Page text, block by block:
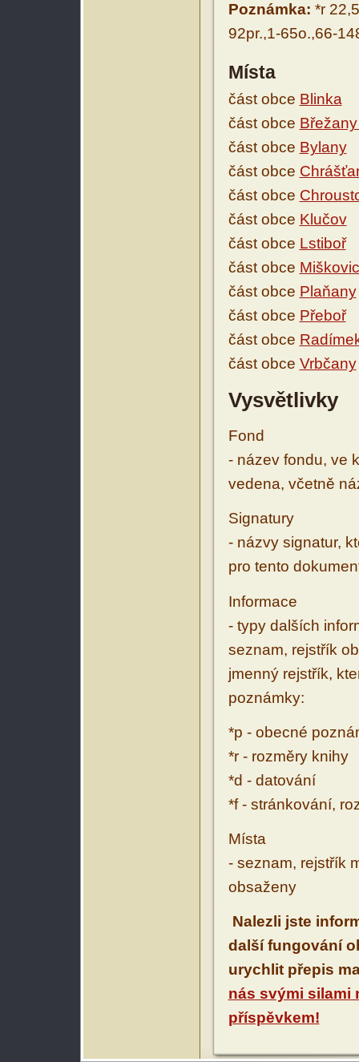
Poznámka: *r
92pr.,1-65o.,66-
Místa
část obce Blinka
část obce
část obce Bylany
část obce
část obce
část obce Klučov
část obce Lstiboř
část obce
část obce Plaňany
část obce Přeboř
část obce
část obce Vrbčany
Vysvětlivky
Fond
- název fondu, ve
vedena, včetně
Signatury
- názvy signatur,
pro tento
Informace
- typy dalších
seznam, rejstřík
jmenný rejstřík,
poznámky:
*p - obecné
*r - rozměry knihy
*d - datování
*f - stránkování,
Místa
- seznam, rejstřík
obsaženy
Nalezli jste
další fungování
urychlit přepis
nás svými silami
příspěvkem!